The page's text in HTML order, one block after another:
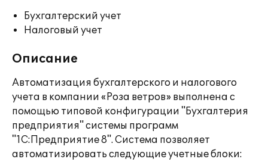
Бухгалтерский учет
Налоговый учет
Описание
Автоматизация бухгалтерского и налогового
учета в компании «Роза ветров» выполнена с
помощью типовой конфигурации "Бухгалтерия
предприятия" системы программ
"1С:Предприятие 8". Система позволяет
автоматизировать следующие учетные блоки: